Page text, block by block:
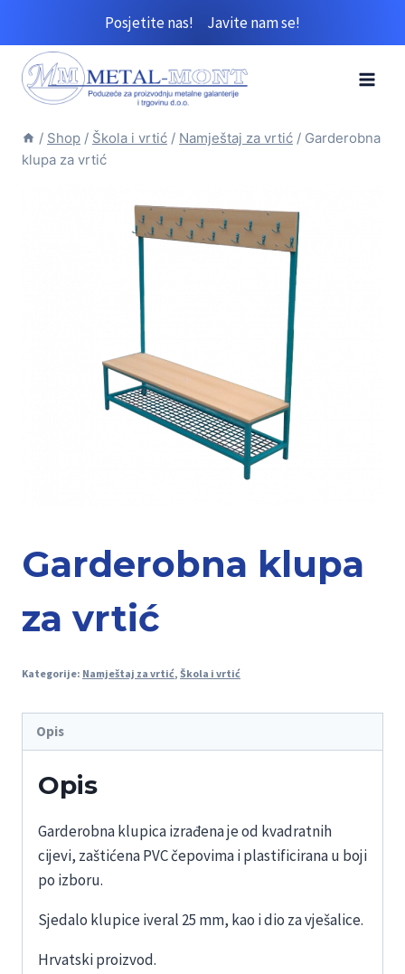
content
Posjetite nas! Javite nam se!
/ Shop / Škola i vrtić / Namještaj za vrtić / Garderobna
klupa za vrtić
Garderobna klupa
za vrtić
Kategorije: Namještaj za vrtić, Škola i vrtić
Opis
Opis
Garderobna klupica izrađena je od kvadratnih
cijevi, zaštićena PVC čepovima i plastificirana u boji
po izboru.
Sjedalo klupice iveral 25 mm, kao i dio za vješalice.
Hrvatski proizvod.